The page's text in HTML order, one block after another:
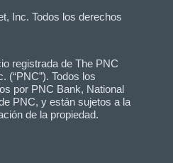
Inc. Todos los derechos
registrada de The PNC
(“PNC”). Todos los
por PNC Bank, National
PNC, y están sujetos a la
de la propiedad.